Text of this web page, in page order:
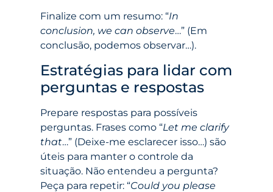
Finalize com um resumo: “In
conclusion, we can observe…” (Em
conclusão, podemos observar…).
Estratégias para lidar com
perguntas e respostas
Prepare respostas para possíveis
perguntas. Frases como “Let me clarify
that…” (Deixe-me esclarecer isso…) são
úteis para manter o controle da
situação. Não entendeu a pergunta?
Peça para repetir: “Could you please